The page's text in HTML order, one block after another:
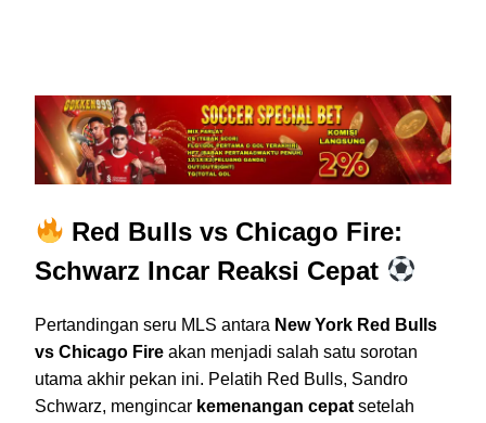
Red Bulls vs Chicago Fire:
Schwarz Incar Reaksi Cepat
Pertandingan seru MLS antara New York Red Bulls
vs Chicago Fire akan menjadi salah satu sorotan
utama akhir pekan ini. Pelatih Red Bulls, Sandro
Schwarz, mengincar kemenangan cepatsetelah